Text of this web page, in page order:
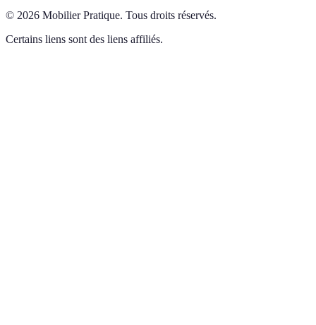
© 2026 Mobilier Pratique. Tous droits réservés.
Certains liens sont des liens affiliés.